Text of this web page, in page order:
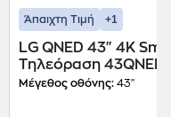
Άπαιχτη Τιμή +1
LG QNED 43" 4K
Τηλεόραση
AI
Μέγεθος οθόνης: 43"